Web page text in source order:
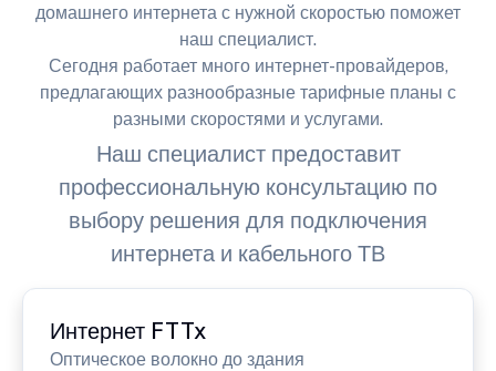
домашнего интернета с нужной скоростью поможет
наш специалист.
Сегодня работает много интернет-провайдеров,
предлагающих разнообразные тарифные планы с
разными скоростями и услугами.
Наш специалист предоставит
профессиональную консультацию по
выбору решения для подключения
интернета и кабельного ТВ
Интернет FTTx
Оптическое волокно до здания